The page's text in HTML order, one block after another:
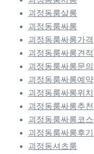
괴정동룸살롱
괴정동룸싸롱
괴정동룸싸롱가격
괴정동룸싸롱견적
괴정동룸싸롱문의
괴정동룸싸롱예약
괴정동룸싸롱위치
괴정동룸싸롱추천
괴정동룸싸롱코스
괴정동룸싸롱후기
괴정동셔츠룸